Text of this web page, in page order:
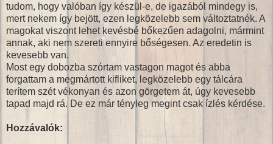
tudom, hogy valóban így készül-e, de igazából mindegy is,
mert nekem így bejött, ezen legközelebb sem változtatnék. A
magokat viszont lehet kevésbé bőkezűen adagolni, mármint
annak, aki nem szereti ennyire bőségesen. Az eredetin is
kevesebb van.
Most egy dobozba szórtam vastagon magot és abba
forgattam a megmártott kifliket, legközelebb egy tálcára
terítem szét vékonyan és azon görgetem át, úgy kevesebb
tapad majd rá. De ez már tényleg megint csak ízlés kérdése.
Hozzávalók: